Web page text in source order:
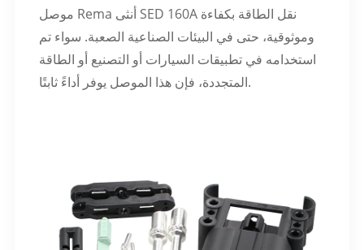
موصل Rema أنثى SED 160A نقل الطاقة بكفاءة
وموثوقية، حتى في البيئات الصناعية الصعبة. سواء تم
استخدامه في تطبيقات السيارات أو التصنيع أو الطاقة
المتجددة، فإن هذا الموصل يوفر أداءً ثابتًا.